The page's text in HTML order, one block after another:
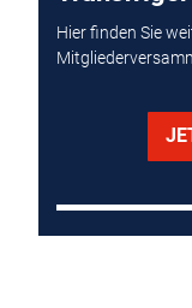
Hier finden Sie